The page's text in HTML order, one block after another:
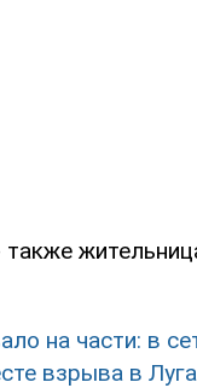
на части: в
взрыва в